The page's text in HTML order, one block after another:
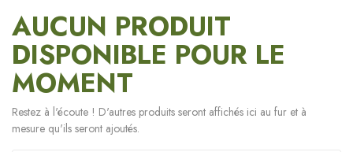
AUCUN PRODUIT
DISPONIBLE POUR LE
MOMENT
Restez à l'écoute ! D'autres produits seront affichés ici au fur et à
mesure qu'ils seront ajoutés.